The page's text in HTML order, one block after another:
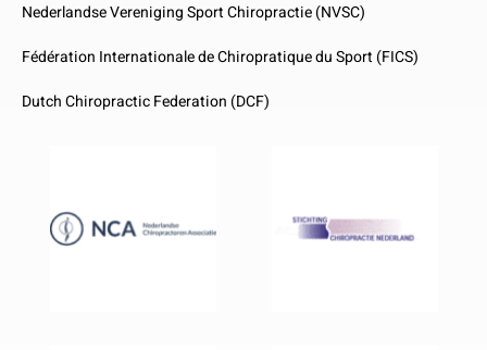
Nederlandse Vereniging Sport Chiropractie (NVSC)
Fédération Internationale de Chiropratique du Sport (FICS)
Dutch Chiropractic Federation (DCF)